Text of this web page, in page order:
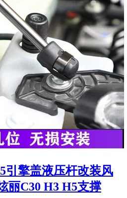
引擎盖液压杆改装风
丽C30 H3 H5支撑